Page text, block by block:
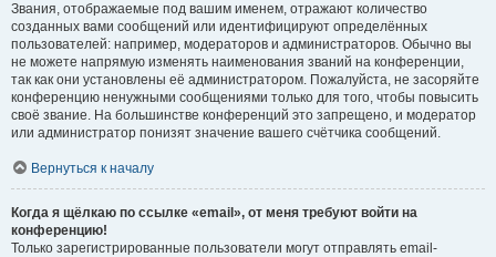
Звания, отображаемые под вашим именем, отражают количество
созданных вами сообщений или идентифицируют определённых
пользователей: например, модераторов и администраторов. Обычно вы
не можете напрямую изменять наименования званий на конференции,
так как они установлены её администратором. Пожалуйста, не засоряйте
конференцию ненужными сообщениями только для того, чтобы повысить
своё звание. На большинстве конференций это запрещено, и модератор
или администратор понизят значение вашего счётчика сообщений.
Вернуться к началу
Когда я щёлкаю по ссылке «email», от меня требуют войти на
конференцию!
Только зарегистрированные пользователи могут отправлять email-